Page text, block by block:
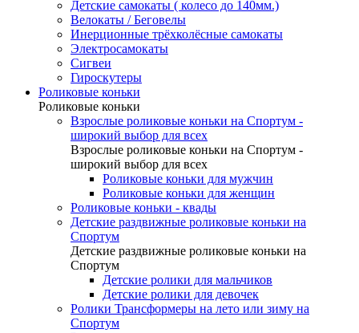
Детские самокаты ( колесо до 140мм.)
Велокаты / Беговелы
Инерционные трёхколёсные самокаты
Электросамокаты
Сигвеи
Гироскутеры
Роликовые коньки
Роликовые коньки
Взрослые роликовые коньки на Спортум -
широкий выбор для всех
Взрослые роликовые коньки на Спортум -
широкий выбор для всех
Роликовые коньки для мужчин
Роликовые коньки для женщин
Роликовые коньки - квады
Детские раздвижные роликовые коньки на
Спортум
Детские раздвижные роликовые коньки на
Спортум
Детские ролики для мальчиков
Детские ролики для девочек
Ролики Трансформеры на лето или зиму на
Спортум